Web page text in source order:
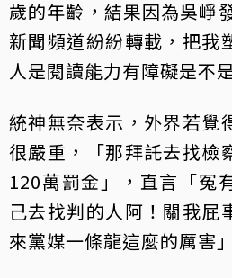
歲的年齡，結果因為吳崢
新聞頻道紛紛轉載，把我
人是閱讀能力有障礙是不是
統神無奈表示，外界若覺
很嚴重，「那拜託去找檢
120萬罰金」，直言「冤
己去找判的人阿！關我屁
來黨媒一條龍這麼的厲害」